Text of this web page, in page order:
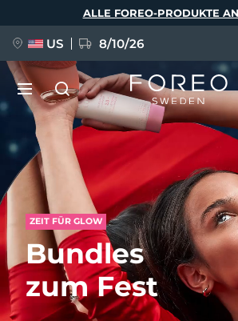
ZEIT FÜR GLOW
Bundles
zum Fest
ALLE FOREO-PRODUKTE
US 8/10/26
NEU
FAQ™ Pure Beauty-Tech Elixir
BREAKING NEWS
Sprache
English Deutsch
Français
Italiano
Polski
Svenska
Türkçe
简体中文